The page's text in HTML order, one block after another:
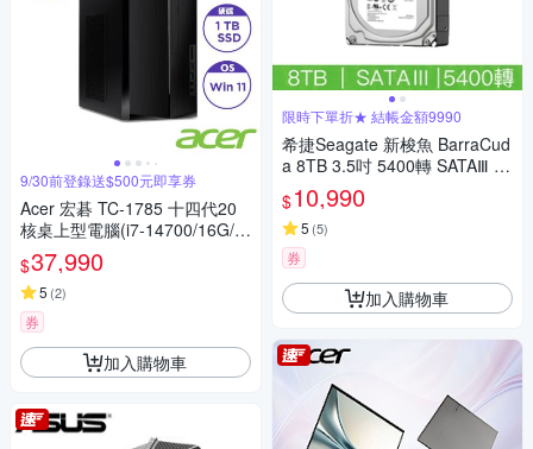
9/30前登錄送$500元即享券
Acer 宏碁 TC-1785 十四代20
核桌上型電腦(i7-14700/16G/1
TB SSD/Win11)
$37,990
5 (2)
券
加入購物車
限時下單折★ 結帳金額9990
希捷Seagate 新梭魚 BarraCud
a 8TB 3.5吋 5400轉 SATAⅢ 桌
上型硬碟(ST8000DM004)
$10,990
5 (5)
券
加入購物車